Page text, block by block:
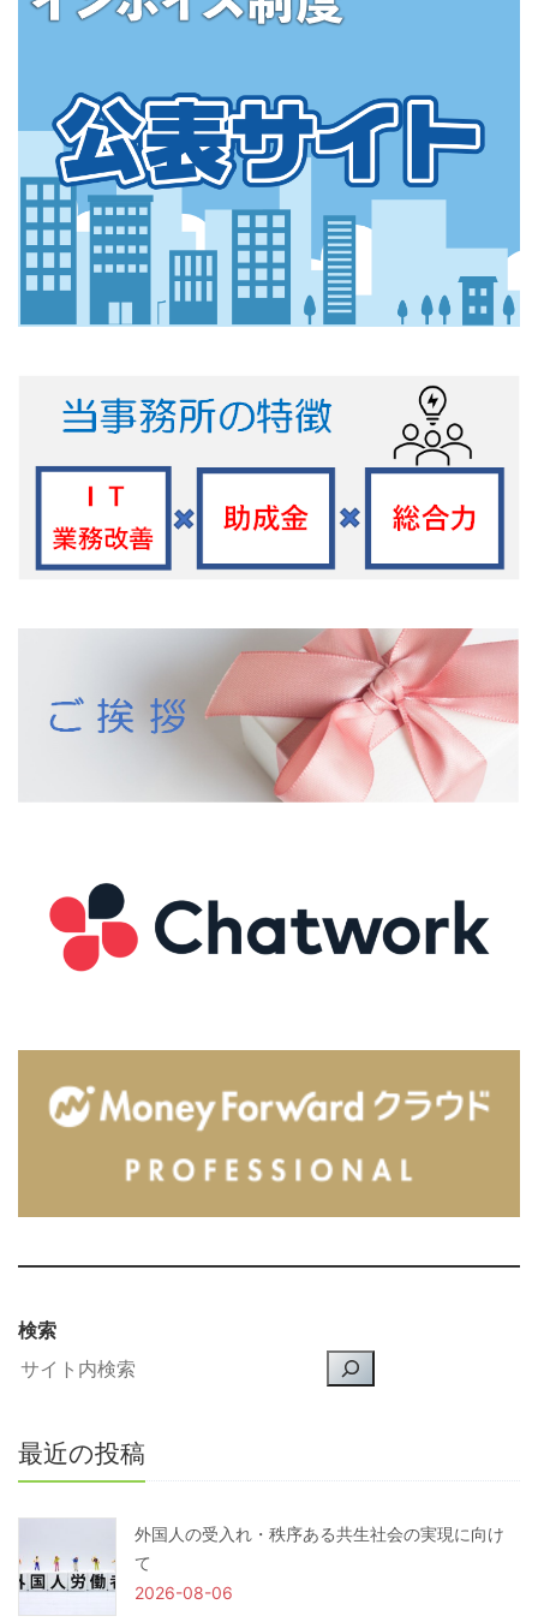
検索
最近の投稿
外国人の受入れ・秩序ある共生社会の実現に向け
て
2026-08-06